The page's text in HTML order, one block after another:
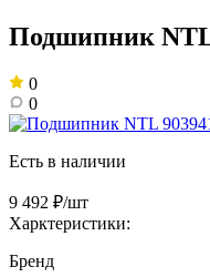
Подшипник
0
0
Есть в наличии
9 492 ₽/шт
Харктеристики:
Бренд